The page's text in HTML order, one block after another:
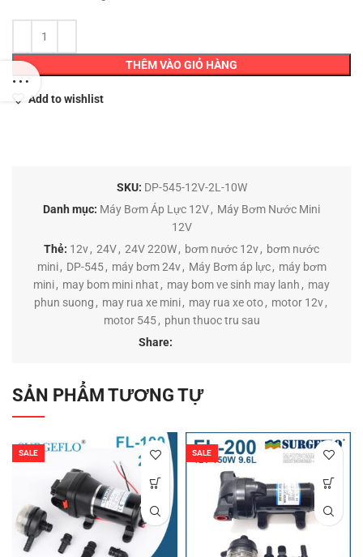
THÊM VÀO GIỎ HÀNG
Add to wishlist
SKU: DP-545-12V-2L-10W
Danh mục: Máy Bơm Áp Lực 12V, Máy Bơm Nước Mini
12V
Thẻ: 12v, 24V, 24V 220W, bơm nước 12v, bơm nước
mini , DP-545 , máy bơm 24v , Máy Bơm áp lực , máy bơm
mini, may bom mini nhat , may bom ve sinh may lanh , may
phun suong , may rua xe mini, may rua xe oto, motor 12v,
motor 545 , phun thuoc tru sau
Share:
SẢN PHẨM TƯƠNG TỰ
SALE SALE